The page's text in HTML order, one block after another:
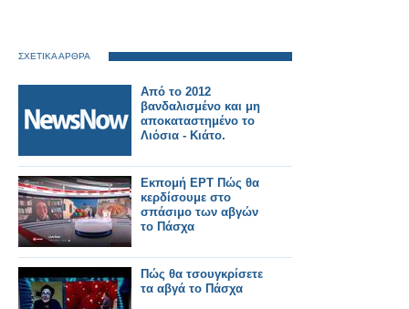
ΣΧΕΤΙΚΑ ΑΡΘΡΑ
Από το 2012
βανδαλισμένο και μη
αποκαταστημένο το
Λιόσια - Κιάτο.
Εκπομή ΕΡΤ Πώς θα
κερδίσουμε στο
σπάσιμο των αβγών
το Πάσχα
Πώς θα τσουγκρίσετε
τα αβγά το Πάσχα